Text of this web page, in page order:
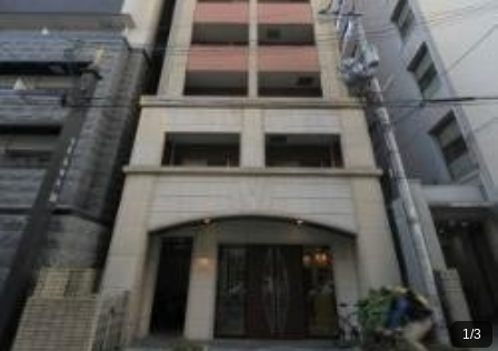
1/3